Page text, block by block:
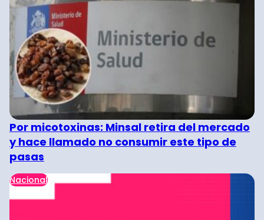
Por micotoxinas: Minsal retira del mercado
y hace llamado no consumir este tipo de
pasas
Nacional